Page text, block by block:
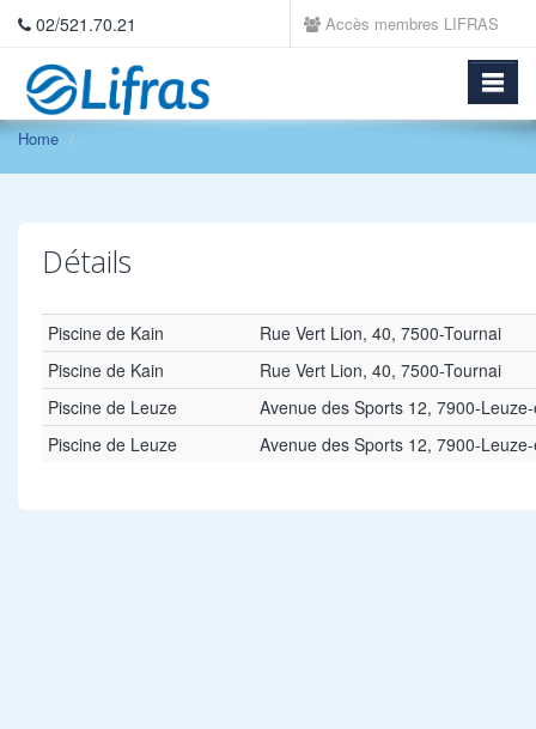
02/521.70.21 Accès membres LIFRAS
Home
Détails
Piscine de Kain
Rue Vert Lion, 40, 7500-Tournai
Piscine de Kain
Rue Vert Lion, 40, 7500-Tournai
Piscine de Leuze
Avenue des Sports 12, 7900-
Piscine de Leuze
Avenue des Sports 12, 7900-